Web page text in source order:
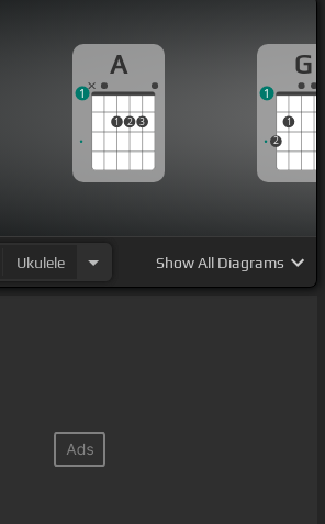
A
1 2 3
1
G
2
1
1
Ukulele ShowAll Diagrams